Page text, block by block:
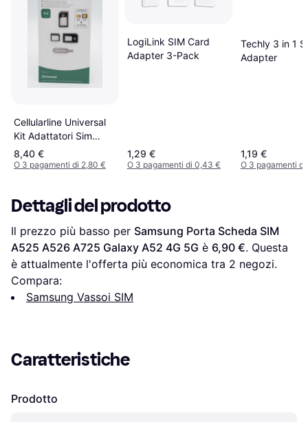
Cellularline Universal
Kit Adattatori Sim
Card
8,40 €
O 3 pagamenti di 2,80 €
LogiLink SIM Card
Adapter 3-Pack
1,29 €
O 3 pagamenti di 0,43 €
Techly 3 in 1
Adapter
1,19 €
O 3 pagamenti
Dettagli del prodotto
Il prezzo più basso per Samsung Porta Scheda SIM
A525 A526 A725 Galaxy A52 4G 5G è 6,90 €. Questa
è attualmente l'offerta più economica tra 2 negozi.
Compara:
Samsung Vassoi SIM
Caratteristiche
Prodotto